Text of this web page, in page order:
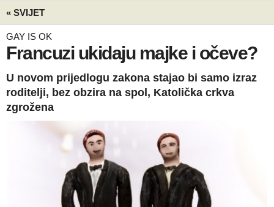
« SVIJET
GAY IS OK
Francuzi ukidaju majke i očeve?
U novom prijedlogu zakona stajao bi samo izraz
roditelji, bez obzira na spol, Katolička crkva
zgrožena